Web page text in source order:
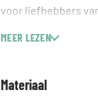
voor liefhebbers
MEER LEZEN
Materiaal